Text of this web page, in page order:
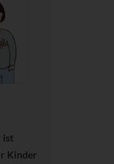
ist
Kinder